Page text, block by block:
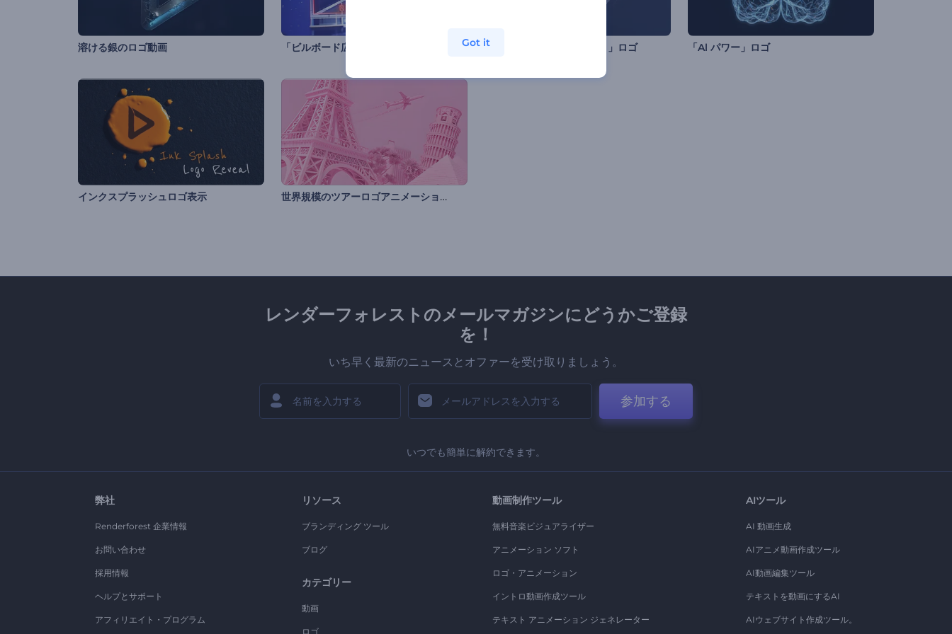
溶ける銀のロゴ動画 「ビルボード広告」ロゴ動画 「2Dハイパーピンポイント」ロゴ 「Al パワー」ロゴ
インクスプラッシュロゴ表示 世界規模のツアーロゴアニメーション
レンダーフォレストのメールマガジンにどうかご登録
を！
いち早く最新のニュースとオファーを受け取りましょう。
参加する
いつでも簡単に解約できます。
弊社
Renderforest 企業情報
お問い合わせ
採用情報
ヘルプとサポート
アフィリエイト・プログラム
リソース
ブランディング ツール
ブログ
カテゴリー
動画
ロゴ
動画制作ツール
無料音楽ビジュアライザー
アニメーション ソフト
ロゴ・アニメーション
イントロ動画作成ツール
テキスト アニメーション ジェネレーター
AIツール
AI 動画生成
AIアニメ動画作成ツール
AI動画編集ツール
テキストを動画にするAI
AIウェブサイト作成ツール。
Got it